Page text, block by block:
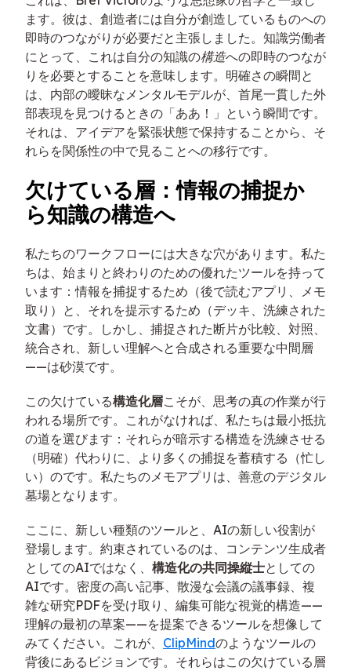
ます。彼は、創造者には自分が創造しているものへの
即時のつながりが必要だと主張しました。知識労働者
にとって、これは自分の知識の構造への即時のつなが
りを必要とすることを意味します。明確さの瞬間と
は、内部の曖昧なメンタルモデルが、首尾一貫した外
部表現を見つけるときの「ああ！」という瞬間です。
それは、アイデアを緊張状態で保持することから、そ
れらを関係性の中で見ることへの移行です。
欠けている層：情報の捕捉か
ら知識の構造へ
私たちのワークフローには大きな穴があります。私た
ちは、始まりと終わりのための優れたツールを持って
います：情報を捕捉するため（後で読むアプリ、メモ
取り）と、それを提示するため（デッキ、洗練された
文書）です。しかし、捕捉された断片が比較、対照、
統合され、新しい理解へと合成される重要な中間層
——は砂漠です。
この欠けている構造化層こそが、思考の真の作業が行
われる場所です。これがなければ、私たちは最小抵抗
の道を選びます：それらが暗示する構造を洗練させる
（明確）代わりに、より多くの捕捉を蓄積する（忙し
い）のです。私たちのメモアプリは、善意のデジタル
墓場となります。
ここに、新しい種類のツールと、AIの新しい役割が
登場します。約束されているのは、コンテンツ生成者
としてのAIではなく、 構造化の共同操縦士としての
AIです。密度の高い記事、散漫な会議の議事録、複
雑な研究PDFを受け取り、編集可能な視覚的構造——
理解の最初の草案——を提案できるツールを想像して
みてください。これが、 ClipMindのようなツールの
背後にあるビジョンです。それらはこの欠けている層